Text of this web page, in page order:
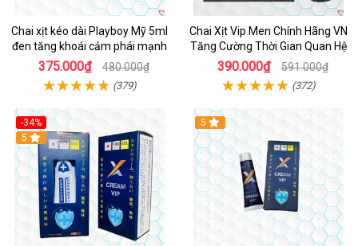
Chai xịt kéo dài Playboy Mỹ 5ml
đen tăng khoái cảm phái mạnh
375.000₫ 480.000₫
(379)
Chai Xịt Vip Men Chính Hãng VN
Tăng Cường Thời Gian Quan Hệ
390.000₫ 591.000₫
(372)
-34%
5
5